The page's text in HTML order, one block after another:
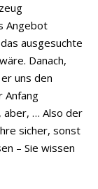
Angebot
ausgesuchte
Danach,
uns den
Anfang
aber, … Also der
sicher, sonst
– Sie wissen